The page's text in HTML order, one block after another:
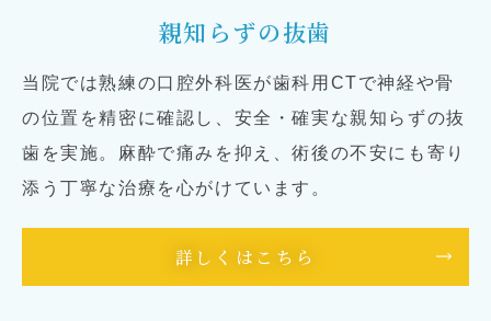
親知らずの抜歯
当院では熟練の口腔外科医が歯科用CTで神経や骨
の位置を精密に確認し、安全・確実な親知らずの抜
歯を実施。麻酔で痛みを抑え、術後の不安にも寄り
添う丁寧な治療を心がけています。
詳しくはこちら